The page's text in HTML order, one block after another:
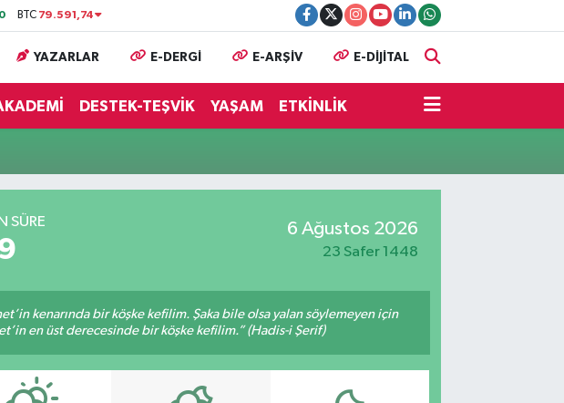
BTC 79.591,74
YAZARLAR E-DERGİ E-ARŞİV E-DİJİTAL
DESTEK-TEŞVİK YAŞAM ETKİNLİK
SÜRE 6 Ağustos 2026
23 Safer 1448
kenarında bir köşke kefilim. Şaka bile olsa yalan söylemeyen için
en üst derecesinde bir köşke kefilim.” (Hadis-i Şerif)